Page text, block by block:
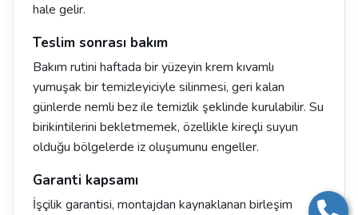
hale gelir.
Teslim sonrası bakım
Bakım rutini haftada bir yüzeyin krem kıvamlı
yumuşak bir temizleyiciyle silinmesi, geri kalan
günlerde nemli bez ile temizlik şeklinde kurulabilir. Su
birikintilerini bekletmemek, özellikle kireçli suyun
olduğu bölgelerde iz oluşumunu engeller.
Garanti kapsamı
İşçilik garantisi, montajdan kaynaklanan birleşim